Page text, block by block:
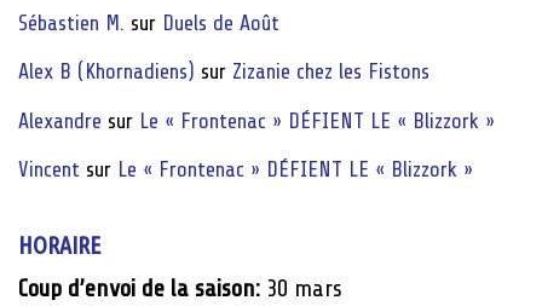
Sébastien M. sur Duels de Août
Alex B (Khornadiens) sur Zizanie chez les Fistons
Alexandre sur Le « Frontenac » DÉFIENT LE « Blizzork »
Vincent sur Le « Frontenac » DÉFIENT LE « Blizzork »
HORAIRE
Coup d’envoi de la saison: 30 mars